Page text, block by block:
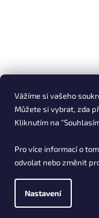
Vážíme si vašeho
Můžete si vybrat, zda
Kliknutím na
Pro více informací o
odvolat nebo změnit
Nastavení